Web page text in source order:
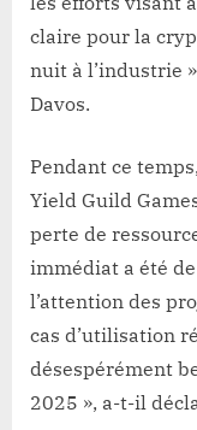
claire pour la
nuit à l’industrie
Davos.
Pendant ce
Yield Guild
perte de
immédiat a été
l’attention des
cas d’utilisation
désespérément
2025 », a-t-il